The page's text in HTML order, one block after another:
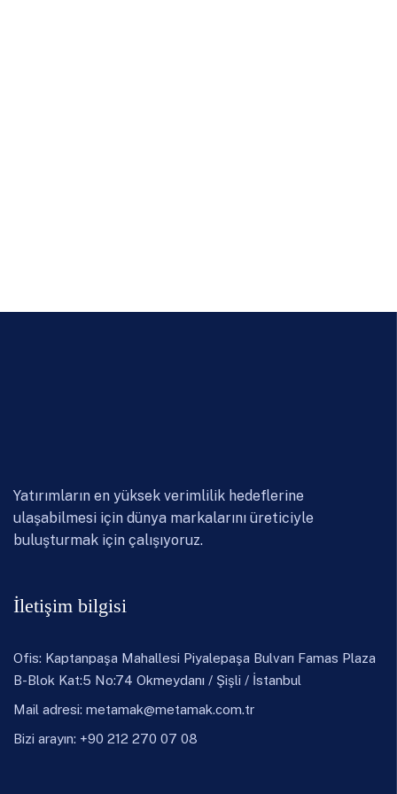
Yatırımların en yüksek verimlilik hedeflerine
ulaşabilmesi için dünya markalarını üreticiyle
buluşturmak için çalışıyoruz.
İletişim bilgisi
Ofis: Kaptanpaşa Mahallesi Piyalepaşa Bulvarı Famas Plaza
B-Blok Kat:5 No:74 Okmeydanı / Şişli / İstanbul
Mail adresi: metamak@metamak.com.tr
Bizi arayın: +90 212 270 07 08